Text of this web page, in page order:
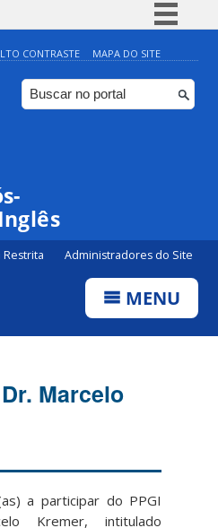
Simplifique!
Comunica BR
Participe
CONTRASTE MAPA DO SITE
Restrita Administradores do Site
MENU
Marcelo
a participar do PPGI
Kremer, intitulado